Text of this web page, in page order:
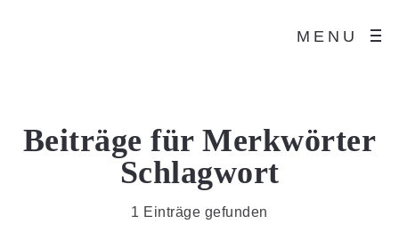
MENU
Beiträge fürMerkwörter
Schlagwort
1 Einträge gefunden